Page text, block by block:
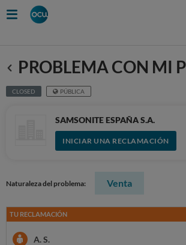
Anterior
PROBLEMA CON MI
CLOSED PÚBLICA
SAMSONITE ESPAÑA S.A.
INICIAR UNA RECLAMACIÓN
Naturaleza del problema: Venta
TU RECLAMACIÓN
A. S.